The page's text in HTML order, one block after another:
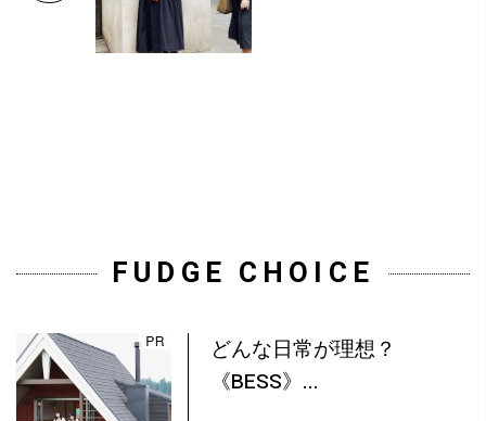
FUDGE CHOICE
どんな日常が理想？
《BESS》...